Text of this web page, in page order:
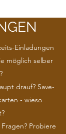
Einladungen
möglich selber
drauf? Save-
- wieso
Probiere